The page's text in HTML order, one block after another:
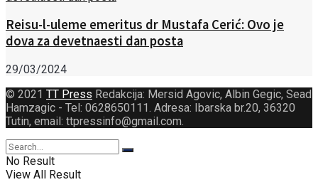
Reisu-l-uleme emeritus dr Mustafa Cerić: Ovo je
dova za devetnaesti dan posta
29/03/2024
© 2021 TT Press Redakcija: Mersid Agovic, Albin Gegic, Sead
Hamzagic - Tel: 0628650111. Adresa: Ibarska br.20, 36320
Tutin, email: ttpressinfo@gmail.com.
No Result
View All Result